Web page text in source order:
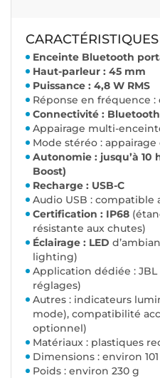
Enceinte Bluetooth
Haut-parleur : 45 mm
Puissance : 4,8 W RMS
Réponse en fréquence :
Connectivité :
Appairage multi-
Mode stéréo :
Autonomie : jusqu’à 10
Boost)
Recharge : USB-C
Audio USB : compatible
Certification : IP68
résistante aux chutes)
Éclairage : LED
lighting)
Application dédiée : JBL
réglages)
Autres : indicateurs
mode), compatibilité
optionnel)
Matériaux : plastiques
Dimensions : environ
Poids : environ 230 g